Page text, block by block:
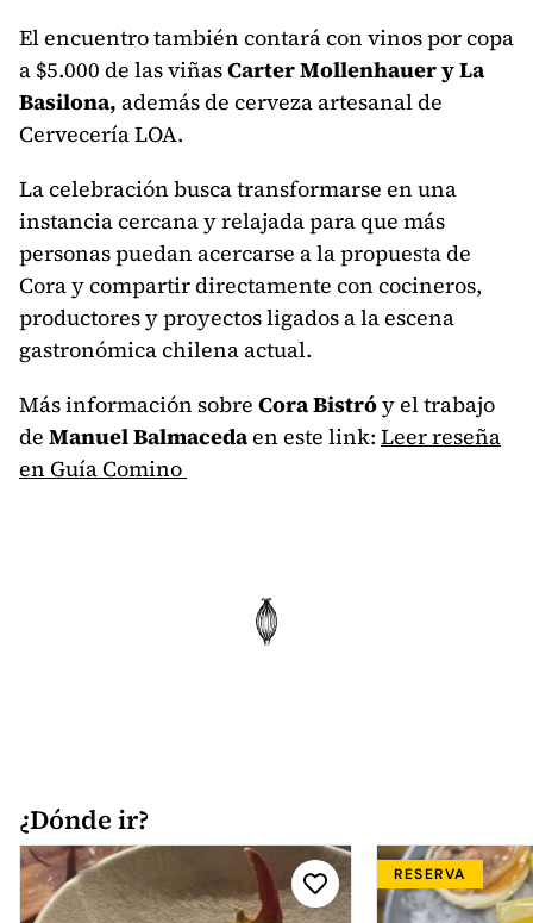
El encuentro también contará con vinos por copa
a $5.000 de las viñasCarter MollenhaueryLa
Basilona, además de cerveza artesanal de
Cervecería LOA.
La celebración busca transformarse en una
instancia cercana y relajada para que más
personas puedan acercarse a la propuesta de
Cora y compartir directamente con cocineros,
productores y proyectos ligados a la escena
gastronómica chilena actual.
Más información sobre Cora Bistróy el trabajo
de Manuel Balmacedaen este link: Leer reseña
en Guía Comino
¿Dónde ir?
RESERVA